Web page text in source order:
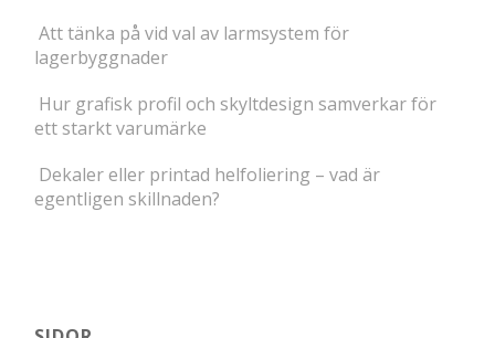
Att tänka på vid val av larmsystem för
lagerbyggnader
Hur grafisk profil och skyltdesign samverkar för
ett starkt varumärke
Dekaler eller printad helfoliering – vad är
egentligen skillnaden?